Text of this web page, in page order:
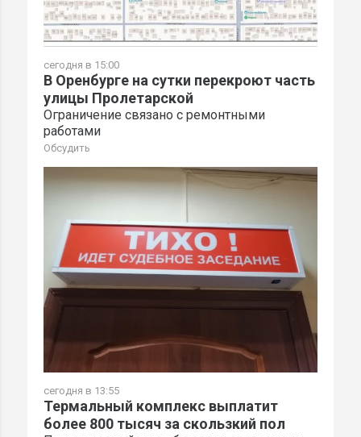
сегодня в 15:00
В Оренбурге на сутки перекроют часть
улицы Пролетарской
Ограничение связано с ремонтными
работами
Обсудить
сегодня в 13:55
Термальный комплекс выплатит
более 800 тысяч за скользкий пол